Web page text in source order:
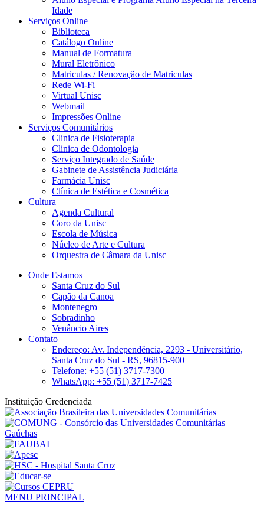
Idade
Serviços Online
Biblioteca
Catálogo Online
Manual de Formatura
Mural Eletrônico
Matriculas / Renovação de Matriculas
Rede Wi-Fi
Virtual Unisc
Webmail
Impressões Online
Serviços Comunitários
Clinica de Fisioterapia
Clinica de Odontologia
Serviço Integrado de Saúde
Gabinete de Assistência Judiciária
Farmácia Unisc
Clínica de Estética e Cosmética
Cultura
Agenda Cultural
Coro da Unisc
Escola de Música
Núcleo de Arte e Cultura
Orquestra de Câmara da Unisc
Onde Estamos
Santa Cruz do Sul
Capão da Canoa
Montenegro
Sobradinho
Venâncio Aires
Contato
Endereço: Av. Independência, 2293 - Universitário,
Santa Cruz do Sul - RS, 96815-900
Telefone: +55 (51) 3717-7300
WhatsApp: +55 (51) 3717-7425
Instituição Credenciada
MENU PRINCIPAL